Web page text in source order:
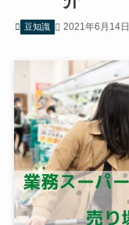
豆知識 2021年6月14日